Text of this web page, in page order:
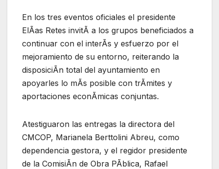
En los tres eventos oficiales el presidente
ElÃas Retes invitÃ a los grupos beneficiados a
continuar con el interÃs y esfuerzo por el
mejoramiento de su entorno, reiterando la
disposiciÃn total del ayuntamiento en
apoyarles lo mÃs posible con trÃmites y
aportaciones econÃmicas conjuntas.
Atestiguaron las entregas la directora del
CMCOP, Marianela Berttolini Abreu, como
dependencia gestora, y el regidor presidente
de la ComisiÃn de Obra PÃblica, Rafael